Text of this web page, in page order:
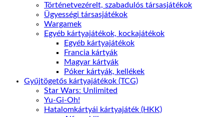
Történetvezérelt, szabadulós társasjátékok
Ügyességi társasjátékok
Wargamek
Egyéb kártyajátékok, kockajátékok
Egyéb kártyajátékok
Francia kártyák
Magyar kártyák
Póker kártyák, kellékek
Gyűjtögetős kártyajátékok (TCG)
Star Wars: Unlimited
Yu-Gi-Oh!
Hatalomkártyái kártyajáték (HKK)